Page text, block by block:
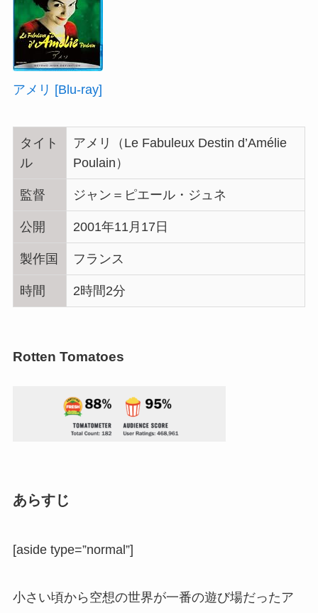
アメリ [Blu-ray]
タイト
ル
アメリ（Le Fabuleux Destin d’Amélie
Poulain）
監督 ジャン＝ピエール・ジュネ
公開 2001年11月17日
製作国 フランス
時間 2時間2分
Rotten Tomatoes
あらすじ
[aside type=”normal”]
小さい頃から空想の世界が一番の遊び場だったア